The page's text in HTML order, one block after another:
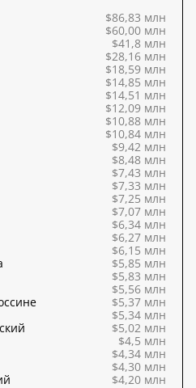
$86,83 млн
$60,00 млн
$41,8 млн
$28,16 млн
$18,59 млн
$14,85 млн
$14,51 млн
$12,09 млн
$10,88 млн
$10,84 млн
$9,42 млн
$8,48 млн
$7,43 млн
$7,33 млн
$7,25 млн
$7,07 млн
$6,34 млн
$6,27 млн
$6,15 млн
$5,85 млн
$5,83 млн
$5,56 млн
$5,37 млн
$5,34 млн
$5,02 млн
$4,5 млн
$4,34 млн
$4,30 млн
$4,20 млн